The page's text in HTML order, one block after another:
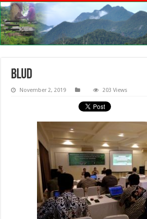
blud
November 2, 2019 203 Views